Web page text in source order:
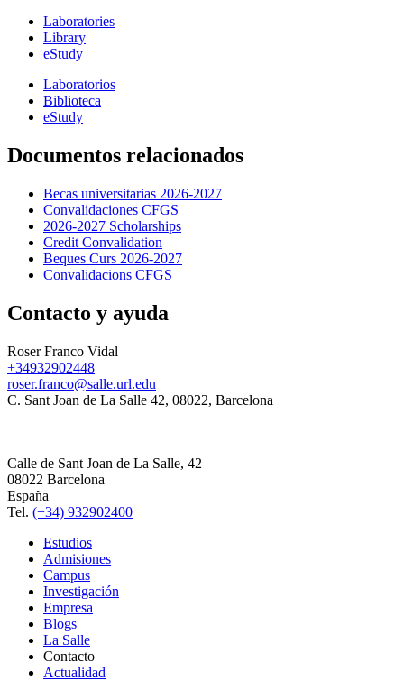
Laboratories
Library
eStudy
Laboratorios
Biblioteca
eStudy
Documentos relacionados
Becas universitarias 2026-2027
Convalidaciones CFGS
2026-2027 Scholarships
Credit Convalidation
Beques Curs 2026-2027
Convalidacions CFGS
Contacto y ayuda
Roser Franco Vidal
+34932902448
roser.franco@salle.url.edu
C. Sant Joan de La Salle 42, 08022, Barcelona
Calle de Sant Joan de La Salle, 42
08022 Barcelona
España
Tel. (+34) 932902400
Estudios
Admisiones
Campus
Investigación
Empresa
Blogs
La Salle
Contacto
Actualidad